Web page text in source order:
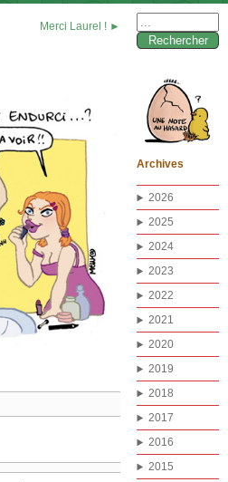
Merci Laurel ! ►
Archives
2026
2025
2024
2023
2022
2021
2020
2019
2018
2017
2016
2015